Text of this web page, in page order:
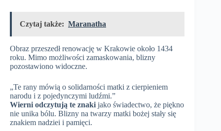
Czytaj także: Maranatha
Obraz przeszedł renowację w Krakowie około 1434
roku. Mimo możliwości zamaskowania, blizny
pozostawiono widoczne.
„Te rany mówią o solidarności matki z cierpieniem
narodu i z pojedynczymi ludźmi.”
Wierni odczytują te znaki jako świadectwo, że piękno
nie unika bólu. Blizny na twarzy matki bożej stały się
znakiem nadziei i pamięci.